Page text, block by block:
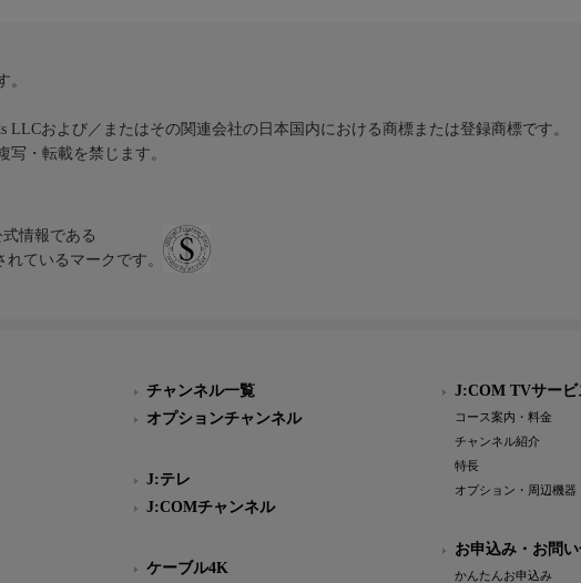
。
および／またはその関連会社の日本国内における商標または登録商標です。
・転載を禁じます。
情報である
ているマークです。
チャンネル一覧
オプションチャンネル
J:テレ
J:COMチャンネル
ケーブル4K
J:COM TVサービ
コース案内・料金
チャンネル紹介
特長
オプション・周辺機器
お申込み・お問
かんたんお申込み